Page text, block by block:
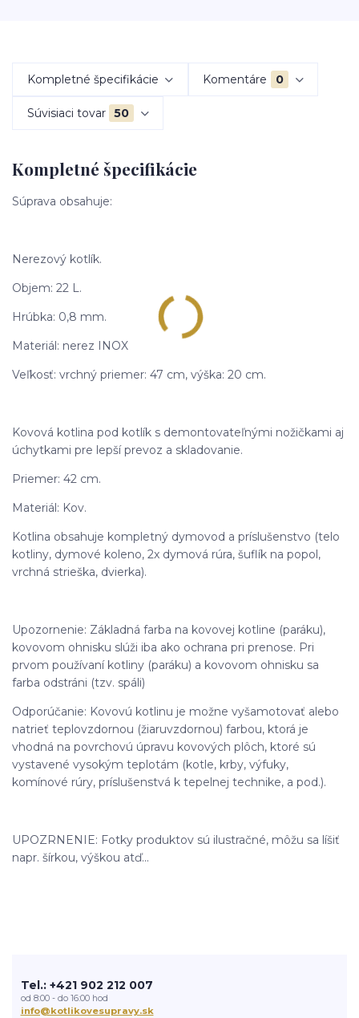
Kompletné špecifikácie Komentáre 0
Súvisiaci tovar 50
Kompletné špecifikácie
Súprava obsahuje:
Nerezový kotlík.
Objem: 22 L.
Hrúbka: 0,8 mm.
Materiál: nerez INOX
Veľkosť: vrchný priemer: 47 cm, výška: 20 cm.
Kovová kotlina pod kotlík s demontovateľnými nožičkami aj
úchytkami pre lepší prevoz a skladovanie.
Priemer: 42 cm.
Materiál: Kov.
Kotlina obsahuje kompletný dymovod a príslušenstvo (telo
kotliny, dymové koleno, 2x dymová rúra, šuflík na popol,
vrchná strieška, dvierka).
Upozornenie: Základná farba na kovovej kotline (paráku),
kovovom ohnisku slúži iba ako ochrana pri prenose. Pri
prvom používaní kotliny (paráku) a kovovom ohnisku sa
farba odstráni (tzv. spáli)
Odporúčanie: Kovovú kotlinu je možne vyšamotovať alebo
natrieť teplovzdornou (žiaruvzdornou) farbou, ktorá je
vhodná na povrchovú úpravu kovových plôch, ktoré sú
vystavené vysokým teplotám (kotle, krby, výfuky,
komínové rúry, príslušenstvá k tepelnej technike, a pod.).
UPOZRNENIE: Fotky produktov sú ilustračné, môžu sa líšiť
napr. šírkou, výškou atď...
Tel.: +421 902 212 007
od 8:00 - do 16:00 hod
info@kotlikovesupravy.sk